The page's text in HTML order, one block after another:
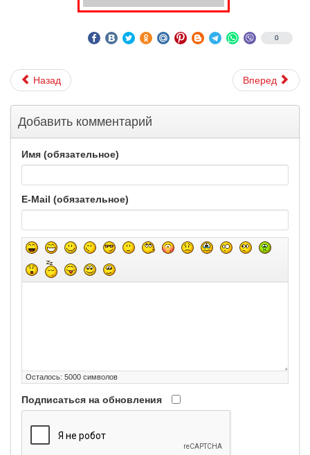
0
Назад Вперед
Добавить комментарий
Имя (обязательное)
E-Mail (обязательное)
Осталось: 5000 символов
Подписаться на обновления